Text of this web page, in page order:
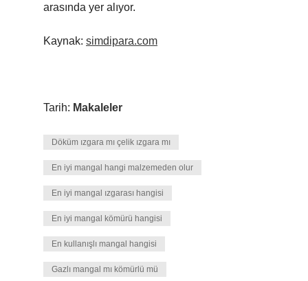
arasında yer alıyor.
Kaynak: simdipara.com
Tarih: Makaleler
Döküm ızgara mı çelik ızgara mı
En iyi mangal hangi malzemeden olur
En iyi mangal ızgarası hangisi
En iyi mangal kömürü hangisi
En kullanışlı mangal hangisi
Gazlı mangal mı kömürlü mü